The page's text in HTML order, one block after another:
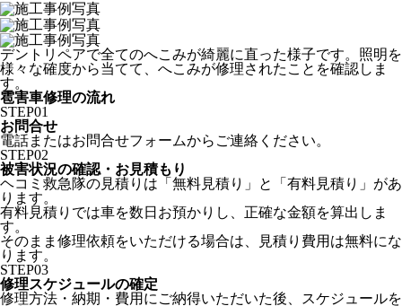
デントリペアで全てのへこみが綺麗に直った様子です。照明を
様々な確度から当てて、へこみが修理されたことを確認しま
す。
雹害車修理の流れ
STEP01
お問合せ
電話またはお問合せフォームからご連絡ください。
STEP02
被害状況の確認・お見積もり
ヘコミ救急隊の見積りは「無料見積り」と「有料見積り」があ
ります。
有料見積りでは車を数日お預かりし、正確な金額を算出しま
す。
そのまま修理依頼をいただける場合は、見積り費用は無料にな
ります。
STEP03
修理スケジュールの確定
修理方法・納期・費用にご納得いただいた後、スケジュールを